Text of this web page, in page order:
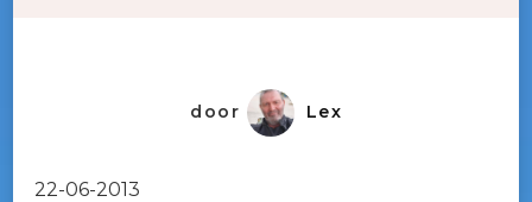
door Lex
22-06-2013